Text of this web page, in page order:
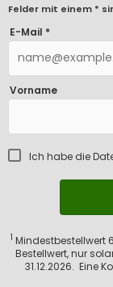
Felder mit einem *
E-Mail *
Vorname
Ich habe die
1 Mindestbestellwert
Bestellwert, nur
31.12.2026. Eine